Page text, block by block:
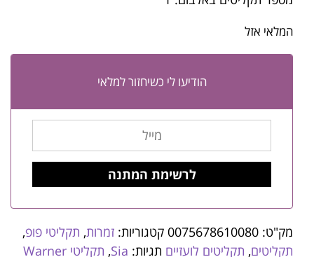
המלאי אזל
הודיעו לי כשיחזור למלאי
מק"ט: 0075678610080 קטגוריות: זמרות, תקליטי פופ,
תקליטים, תקליטים לועזיים תגיות: Sia
,
תקליטי Warner